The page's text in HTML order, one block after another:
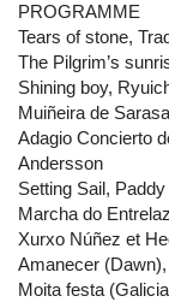
PROGRAMME
Tears of stone,
The Pilgrim’s
Shining boy,
Muiñeira de
Adagio Concierto
Andersson
Setting Sail,
Marcha do
Xurxo Núñez et
Amanecer
Moita festa